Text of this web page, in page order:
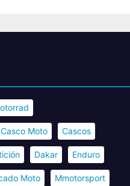
Casco Moto Cascos
Dakar Enduro
Moto Mmotorsport